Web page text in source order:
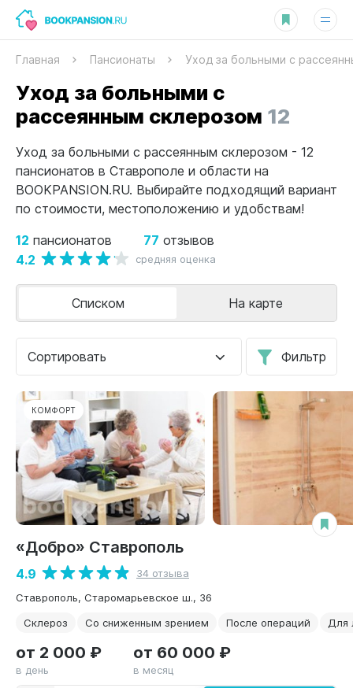
Главная Пансионаты Уход за больными с
Уход за больными с
рассеянным склерозом 12
Уход за больными с рассеянным склерозом - 12
пансионатов в Ставрополе и области на
BOOKPANSION.RU. Выбирайте подходящий вариант
по стоимости, местоположению и удобствам!
12 пансионатов 77 отзывов
4.2 средняя оценка
Сортировать Фильтр
Списком На карте
КОМФОРТ
«Добро» Ставрополь
4.9
34 отзыва
Ставрополь, Старомарьевское ш., 36
Склероз
Со сниженным зрением После операций Для
от 2 000 ₽
в день
от 60 000 ₽
в месяц